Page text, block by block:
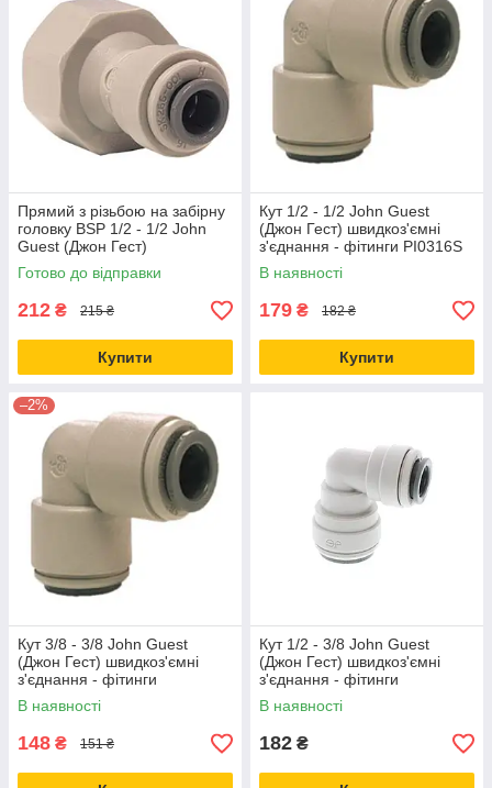
Прямий з різьбою на забірну
головку BSP 1/2 - 1/2 John
Guest (Джон Гест)
швидкоз'ємні з'єднання -
фітинги PI451614CS
Готово до відправки
212 ₴ 215 ₴
Купити
Кут 1/2 - 1/2 John Guest
(Джон Гест) швидкоз'ємні
з'єднання - фітинги PI0316S
В наявності
179 ₴ 182 ₴
Купити
–2%
Кут 3/8 - 3/8 John Guest
(Джон Гест) швидкоз'ємні
з'єднання - фітинги
В наявності
148 ₴ 151 ₴
Кут 1/2 - 3/8 John Guest
(Джон Гест) швидкоз'ємні
з'єднання - фітинги
PI211612S
В наявності
182 ₴